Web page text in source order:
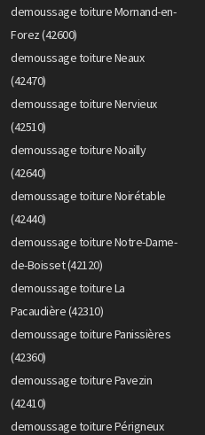
demoussage toiture Mornand-en-
Forez (42600)
demoussage toiture Neaux
(42470)
demoussage toiture Nervieux
(42510)
demoussage toiture Noailly
(42640)
demoussage toiture Noirétable
(42440)
demoussage toiture Notre-Dame-
de-Boisset (42120)
demoussage toiture La
Pacaudière (42310)
demoussage toiture Panissières
(42360)
demoussage toiture Pavezin
(42410)
demoussage toiture Périgneux